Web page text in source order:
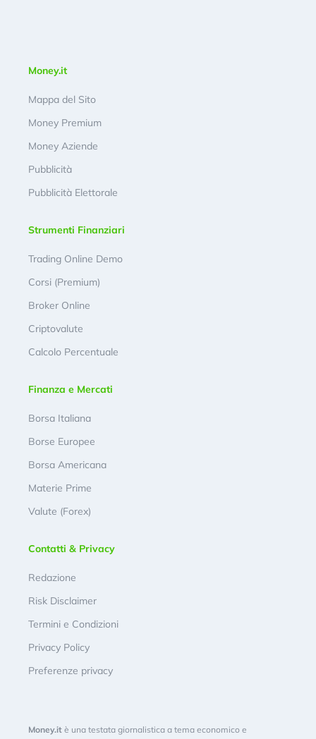
Money.it
Mappa del Sito
Money Premium
Money Aziende
Pubblicità
Pubblicità Elettorale
Strumenti Finanziari
Trading Online Demo
Corsi (Premium)
Broker Online
Criptovalute
Calcolo Percentuale
Finanza e Mercati
Borsa Italiana
Borse Europee
Borsa Americana
Materie Prime
Valute (Forex)
Contatti & Privacy
Redazione
Risk Disclaimer
Termini e Condizioni
Privacy Policy
Preferenze privacy
Money.it è una testata giornalistica a tema economico e